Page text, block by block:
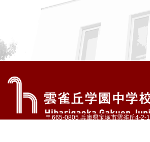
〒665-0805 兵庫県宝塚市雲雀丘4-2-1